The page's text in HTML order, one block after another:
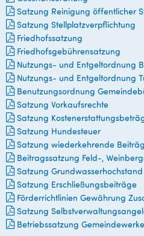
Satzung Reinigung öffentlicher
Satzung Stellplatzverpflichtung
Friedhofssatzung
Friedhofsgebührensatzung
Nutzungs- und Entgeltordnung
Nutzungs- und Entgeltordnung
Benutzungsordnung
Satzung Vorkaufsrechte
Satzung
Satzung Hundesteuer
Satzung wiederkehrende
Beitragssatzung Feld-,
Satzung Grundwasserhochstand
Satzung Erschließungsbeiträge
Förderrichtlinien Gewährung
Satzung
Betriebssatzung